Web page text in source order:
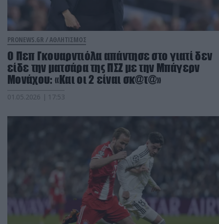
PRONEWS.GR / ΑΘΛΗΤΙΣΜΟΣ
Ο Πεπ Γκουαρντιόλα απάντησε στο γιατί δεν
είδε την ματσάρα της ΠΣΖ με την Μπάγερν
Μονάχου: «Και οι 2 είναι σκ@τ@»
01.05.2026 | 17:53